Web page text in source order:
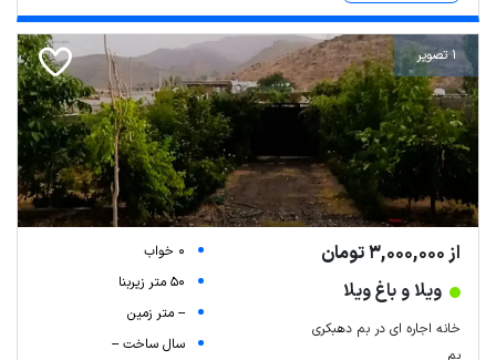
1 تصویر
از 3,000,000 تومان
ویلا و باغ ویلا
خانه اجاره ای در بم دهبکری
بم
0 خواب
50 متر زیربنا
-- متر زمین
سال ساخت --